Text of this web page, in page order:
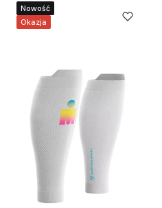
Okazja
Nowość